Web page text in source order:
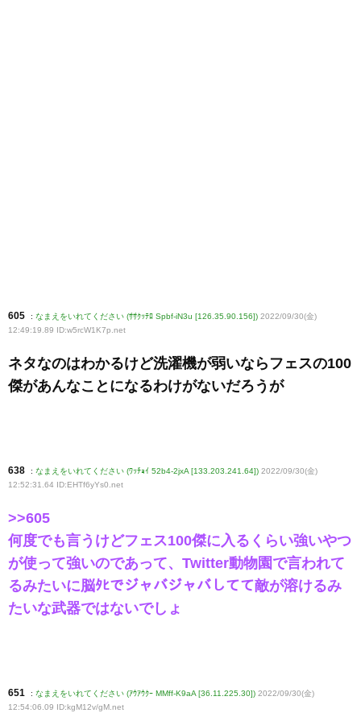
605 : なまえをいれてください (ｻｻｸｯﾃﾛ Spbf-iN3u [126.35.90.156]) 2022/09/30(金)
12:49:19.89 ID:w5rcW1K7p .net
ネタなのはわかるけど洗濯機が弱いならフェスの100
傑があんなことになるわけがないだろうが
638 : なまえをいれてください (ﾜｯﾁｮｲ 52b4-2jxA [133.203.241.64]) 2022/09/30(金)
12:52:31.64 ID:EHTf6yYs0 .net
>>605
何度でも言うけどフェス100傑に入るくらい強いやつ
が使って強いのであって、Twitter動物園で言われて
るみたいに脳ﾀﾋでジャバジャバしてて敵が溶けるみ
たいな武器ではないでしょ
651 : なまえをいれてください (ｱｳｱｳｸｰ MMff-K9aA [36.11.225.30]) 2022/09/30(金)
12:54:06.09 ID:kgM12v/gM.net